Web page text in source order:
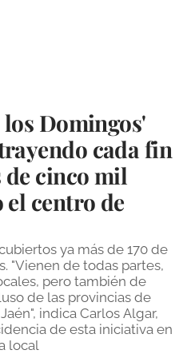
Domingos'
cada fin
de cinco mil
el centro de
ya más de 170 de
"Vienen de todas partes,
pero también de
de las provincias de
indica Carlos Algar,
de esta iniciativa en
local